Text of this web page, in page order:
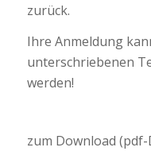
zurück.
Ihre Anmeldung
unterschriebenen
werden!
zum Download (pdf-